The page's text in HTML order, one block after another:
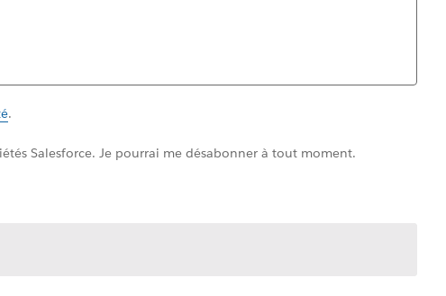
.
Salesforce. Je pourrai me désabonner à tout moment.